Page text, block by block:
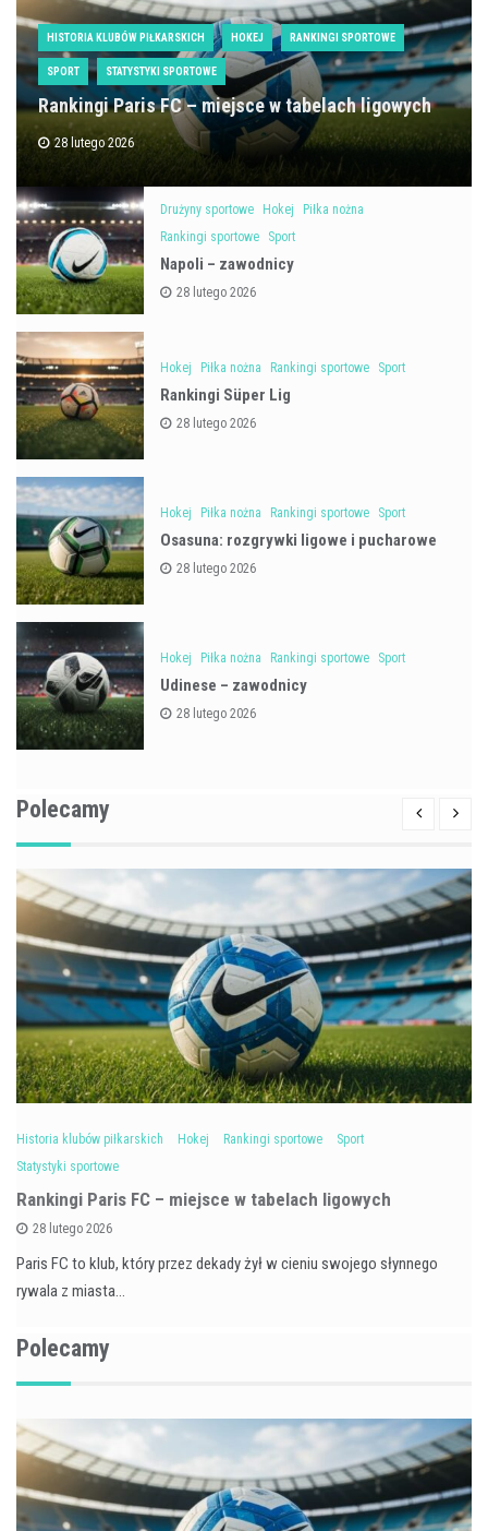
HISTORIA KLUBÓW PIŁKARSKICH HOKEJ RANKINGI SPORTOWE
SPORT STATYSTYKI SPORTOWE
Rankingi Paris FC – miejsce w tabelach ligowych
28 lutego 2026
Drużyny sportowe Hokej
Piłka nożna
Rankingi sportowe
Sport
Napoli – zawodnicy
28 lutego 2026
Hokej Piłka nożna Rankingi sportowe Sport
Rankingi Süper Lig
28 lutego 2026
Hokej Piłka nożna Rankingi sportowe Sport
Osasuna: rozgrywki ligowe i pucharowe
28 lutego 2026
Hokej Piłka nożna Rankingi sportowe Sport
Udinese – zawodnicy
28 lutego 2026
Polecamy
Historia klubów piłkarskich Hokej Rankingi sportowe
Sport
Statystyki sportowe
Rankingi Paris FC – miejsce w tabelach ligowych
28 lutego 2026
Paris FC to klub, który przez dekady żył w cieniu swojego słynnego
rywala z miasta…
Polecamy